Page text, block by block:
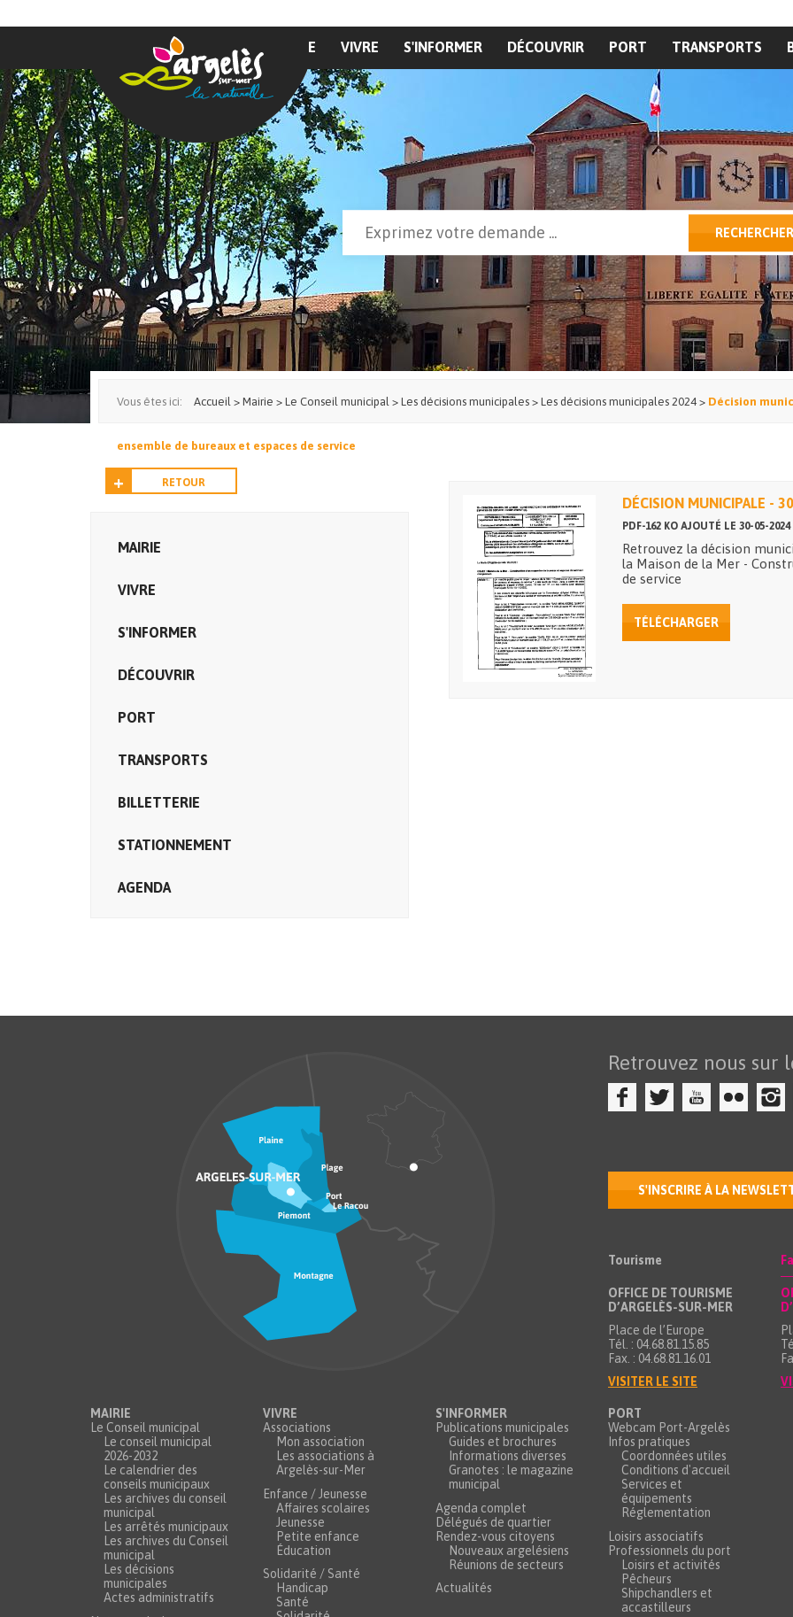
MAIRIE VIVRE S'INFORMER DÉCOUVRIR PORT TRANSPORTS
Formulaire de recherche RECHERCHER
Vous êtes ici: Accueil > Mairie > Le Conseil municipal > Les décisions municipales > Les décisions municipales 2024 > Décision
ensemble de bureaux et espaces de service
RETOUR
MAIRIE
VIVRE
S'INFORMER
DÉCOUVRIR
PORT
TRANSPORTS
BILLETTERIE
STATIONNEMENT
AGENDA
DÉCISION MUNICIPALE -
PDF-162 KO AJOUTÉ LE 30-05-2024
Retrouvez la décision
la Maison de la Mer -
de service
TÉLÉCHARGER
Retrouvez nous sur
S'INSCRIRE À LA
Tourisme
OFFICE DE TOURISME
D’ARGELÈS-SUR-MER
Place de l’Europe
Tél. : 04.68.81.15.85
Fax. : 04.68.81.16.01
VISITER LE SITE
MAIRIE
Le Conseil municipal
Le conseil municipal
2026-2032
Le calendrier des
conseils municipaux
Les archives du conseil
municipal
Les arrêtés municipaux
Les archives du Conseil
municipal
Les décisions
municipales
Actes administratifs
VIVRE
Associations
Mon association
Les associations à
Argelès-sur-Mer
Enfance / Jeunesse
Affaires scolaires
Jeunesse
Petite enfance
Éducation
Solidarité / Santé
Handicap
Santé
S'INFORMER
Publications municipales
Guides et brochures
Informations diverses
Granotes : le magazine
municipal
Agenda complet
Délégués de quartier
Rendez-vous citoyens
Nouveaux argelésiens
Réunions de secteurs
Actualités
PORT
Webcam Port-Argelès
Infos pratiques
Coordonnées utiles
Conditions d'accueil
Services et
équipements
Réglementation
Loisirs associatifs
Professionnels du port
Loisirs et activités
Pêcheurs
Shipchandlers et
accastilleurs